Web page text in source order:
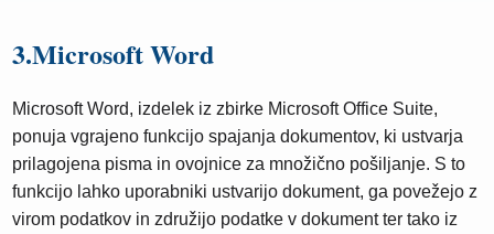
3.Microsoft Word
Microsoft Word, izdelek iz zbirke Microsoft Office Suite,
ponuja vgrajeno funkcijo spajanja dokumentov, ki ustvarja
prilagojena pisma in ovojnice za množično pošiljanje. S to
funkcijo lahko uporabniki ustvarijo dokument, ga povežejo z
virom podatkov in združijo podatke v dokument ter tako iz